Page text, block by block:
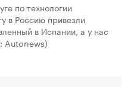
по технологии
в Россию привезли
в Испании, а у нас
Autonews)